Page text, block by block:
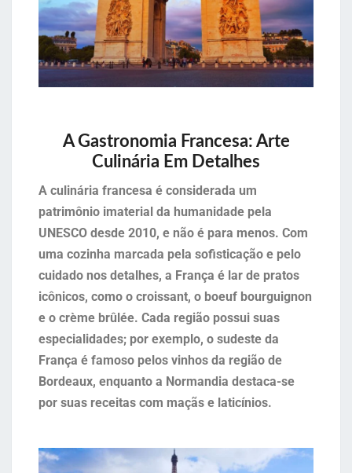
A Gastronomia Francesa: Arte
Culinária Em Detalhes
A culinária francesa é considerada um
patrimônio imaterial da humanidade pela
UNESCO desde 2010, e não é para menos. Com
uma cozinha marcada pela sofisticação e pelo
cuidado nos detalhes, a França é lar de pratos
icônicos, como o croissant, o boeuf bourguignon
e o crème brûlée. Cada região possui suas
especialidades; por exemplo, o sudeste da
França é famoso pelos vinhos da região de
Bordeaux, enquanto a Normandia destaca-se
por suas receitas com maçãs e laticínios.